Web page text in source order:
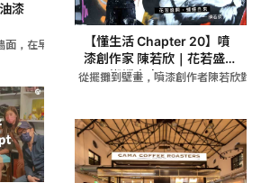
漆
面，在早晨陽光灑入時營造寧靜氛圍，讓
【懂生活 Chapter 20】噴
漆創作家 陳若欣｜花若盛
開，蝴蝶自來
從擺攤到壁畫，噴漆創作者陳若欣對